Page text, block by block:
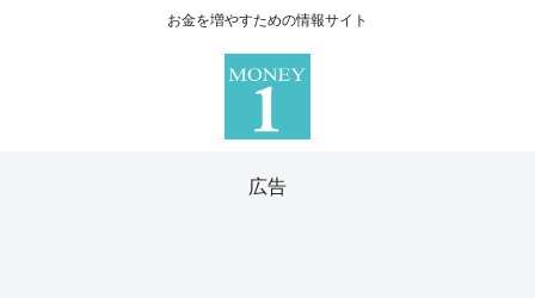
お金を増やすための情報サイト
広告